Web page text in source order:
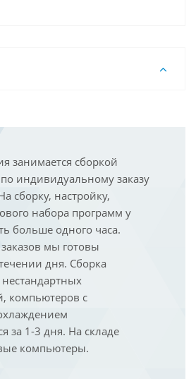
занимается сборкой
индивидуальному заказу
сборку, настройку,
набора программ у
больше одного часа.
мы готовы
дня. Сборка
компьютеров с
за 1-3 дня. На складе
компьютеры.